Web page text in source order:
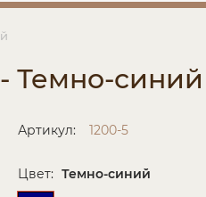
Темно-синий
Артикул: 1200-5
Цвет: Темно-синий